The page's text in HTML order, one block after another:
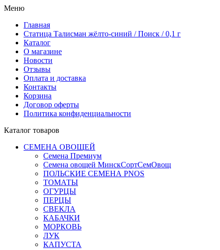
Меню
Главная
Статица Талисман жёлто-синий / Поиск / 0,1 г
Каталог
О магазине
Новости
Отзывы
Оплата и доставка
Контакты
Корзина
Договор оферты
Политика конфиденциальности
Каталог товаров
СЕМЕНА ОВОЩЕЙ
Семена Премиум
Семена овощей МинскСортСемОвощ
ПОЛЬСКИЕ СЕМЕНА PNOS
ТОМАТЫ
ОГУРЦЫ
ПЕРЦЫ
СВЕКЛА
КАБАЧКИ
МОРКОВЬ
ЛУК
КАПУСТА